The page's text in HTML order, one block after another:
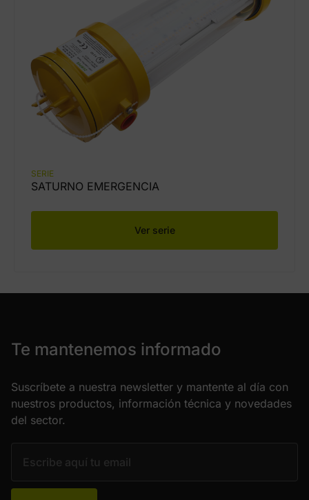
SERIE
SATURNO EMERGENCIA
Ver serie
Te mantenemos informado
Suscríbete a nuestra newsletter y mantente al día con
nuestros productos, información técnica y novedades
del sector.